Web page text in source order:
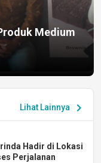
Medium
Lihat Lainnya chevron_right
Hadir di Lokasi
Perjalanan